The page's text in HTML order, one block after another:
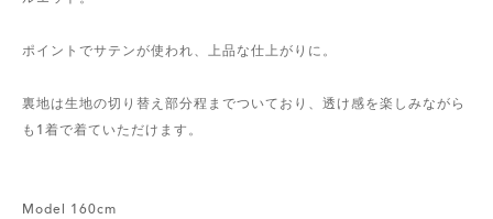
ポイントでサテンが使われ、上品な仕上がりに。
裏地は生地の切り替え部分程までついており、透け感を楽しみながら
も1着で着ていただけます。
Model 160cm